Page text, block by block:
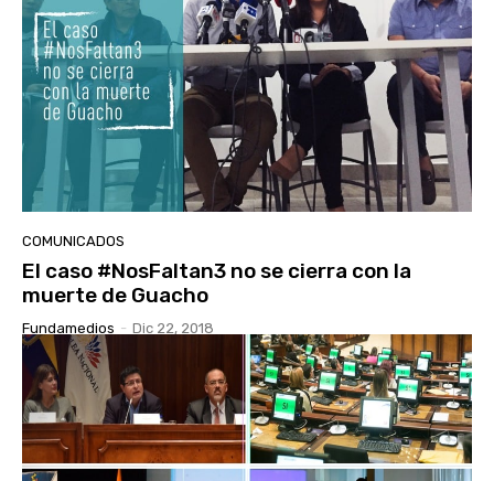
COMUNICADOS
El caso #NosFaltan3 no se cierra con la
muerte de Guacho
Fundamedios - Dic 22, 2018